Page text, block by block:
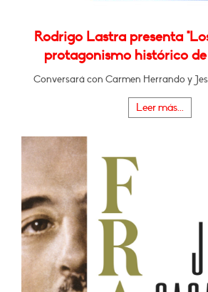
Rodrigo Lastra presenta
protagonismo histórico de
Conversará con Carmen Herrando y
Leer más...